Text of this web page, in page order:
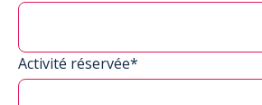
Activité réservée*